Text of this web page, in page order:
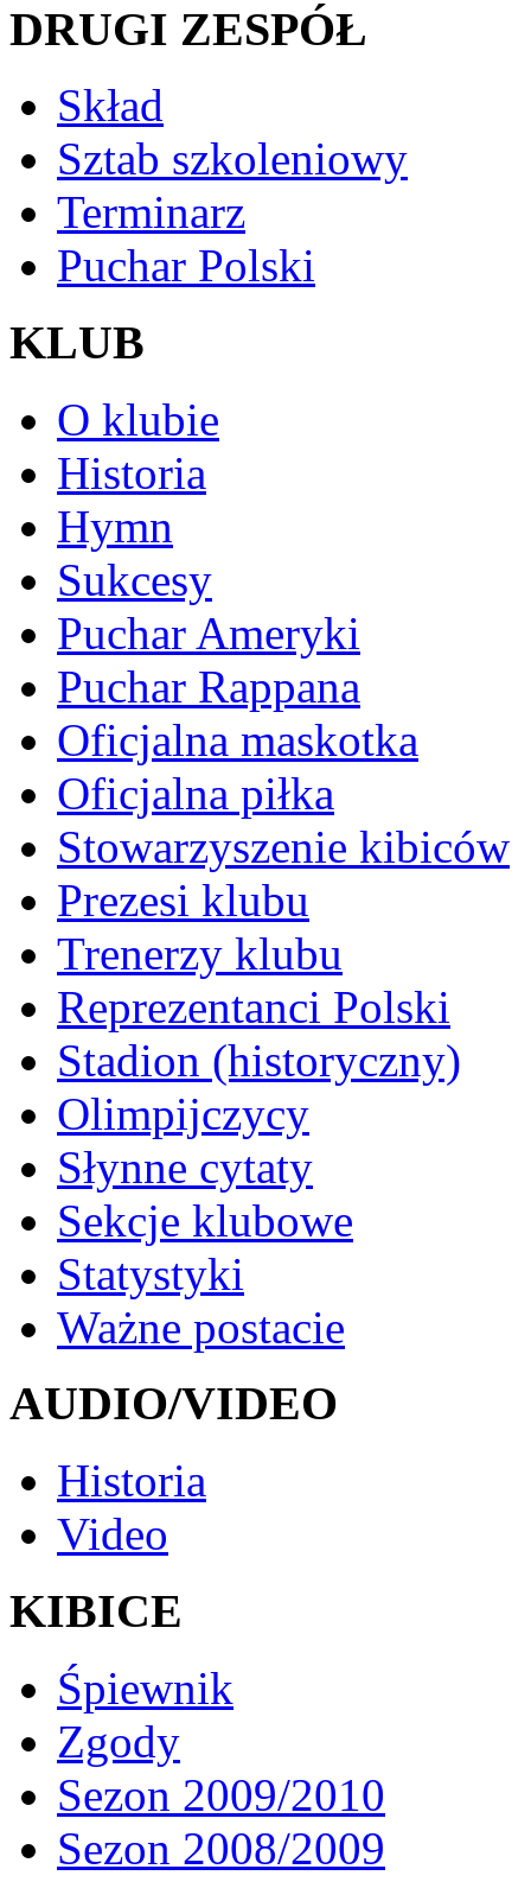
DRUGI ZESPÓŁ
Skład
Sztab szkoleniowy
Terminarz
Puchar Polski
KLUB
O klubie
Historia
Hymn
Sukcesy
Puchar Ameryki
Puchar Rappana
Oficjalna maskotka
Oficjalna piłka
Stowarzyszenie kibiców
Prezesi klubu
Trenerzy klubu
Reprezentanci Polski
Stadion (historyczny)
Olimpijczycy
Słynne cytaty
Sekcje klubowe
Statystyki
Ważne postacie
AUDIO/VIDEO
Historia
Video
KIBICE
Śpiewnik
Zgody
Sezon 2009/2010
Sezon 2008/2009